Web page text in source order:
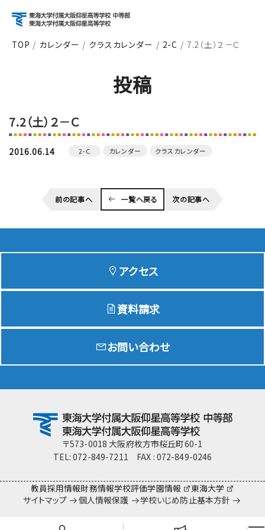
About 学校紹介
Course コース紹介
School Life 学校生活
Exam 入試情報サイト
team Gyosei team Gyosei
TOP カレンダー クラスカレンダー 2-C 7.2（土）２－Ｃ
投稿
7.2（土）２－Ｃ
2016.06.14 2-C カレンダー クラスカレンダー
前の記事へ 一覧へ戻る 次の記事へ
アクセス
資料請求
お問い合わせ
〒573-0018 大阪府枚方市桜丘町60-1
TEL: 072-849-7211 FAX : 072-849-0246
教員採用情報財務情報学校評価学園情報
東海大学
サイトマップ
個人情報保護 学校いじめ防止基本方針